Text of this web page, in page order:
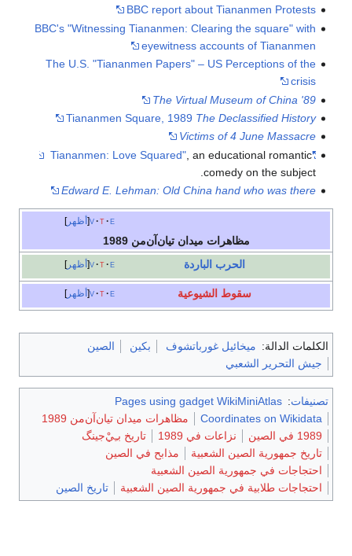
BBC report about Tiananmen Protests
BBC's "Witnessing Tiananmen: Clearing the square" with
eyewitness accounts of Tiananmen
The U.S. "Tiananmen Papers" – US Perceptions of the
crisis
The Virtual Museum of China '89
Tiananmen Square, 1989 The Declassified History
Victims of 4 June Massacre
"Tiananmen: Love Squared"
, an educational romantic
comedy on the subject.
Edward E. Lehman: Old China hand who was there
أظهر v t e
مظاهرات ميدان تيان‌آن‌من 1989
أظهر v t e الحرب الباردة
أظهر v t e سقوط الشيوعية
الكلمات الدالة: ميخائيل غورباتشوف بكين
الصين
جيش التحرير الشعبي
تصنيفات:
Pages using gadget WikiMiniAtlas
Coordinates on Wikidata
مظاهرات ميدان تيان‌آن‌من 1989
1989 في الصين
نزاعات في 1989
تاريخ بـِيْ‌جينگ
تاريخ جمهورية الصين الشعبية
مذابح في الصين
احتجاجات في جمهورية الصين الشعبية
احتجاجات طلابية في جمهورية الصين الشعبية
تاريخ الصين